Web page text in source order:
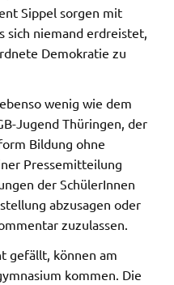
Sippel sorgen mit
sich niemand erdreistet,
Demokratie zu
wenig wie dem
Jugend Thüringen, der
Bildung ohne
Pressemitteilung
der SchülerInnen
abzusagen oder
zuzulassen.
gefällt, können am
kommen. Die